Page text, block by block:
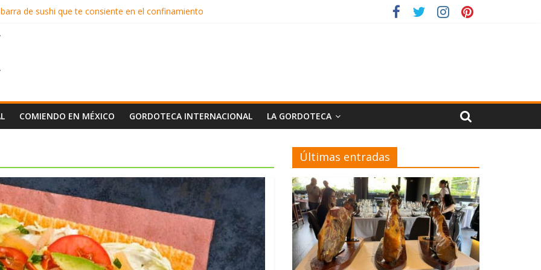
de sushi que te consiente en el confinamiento
en CDMX
en Los Rifados
pluriculturales
COMIENDO EN MÉXICO GORDOTECA INTERNACIONAL LA GORDOTECA
Últimas entradas